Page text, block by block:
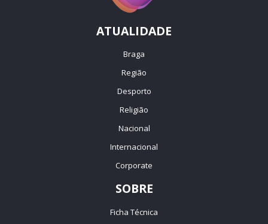
ATUALIDADE
Braga
Região
Desporto
Religião
Nacional
Internacional
Corporate
SOBRE
Ficha Técnica